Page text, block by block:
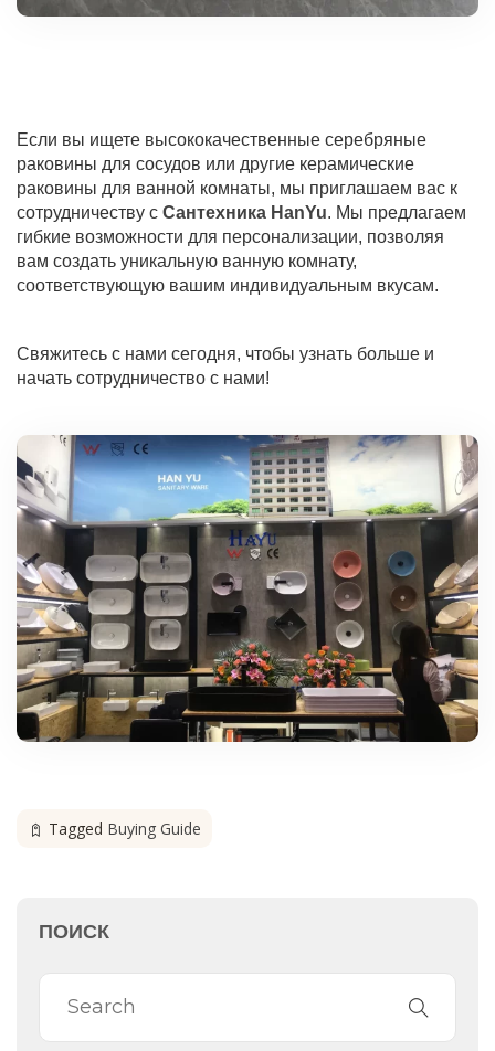
Если вы ищете высококачественные серебряные
раковины для сосудов или другие керамические
раковины для ванной комнаты, мы приглашаем вас к
сотрудничеству с Сантехника HanYu. Мы предлагаем
гибкие возможности для персонализации, позволяя
вам создать уникальную ванную комнату,
соответствующую вашим индивидуальным вкусам.
Свяжитесь с нами сегодня, чтобы узнать больше и
начать сотрудничество с нами!
Tagged Buying Guide
ПОИСК